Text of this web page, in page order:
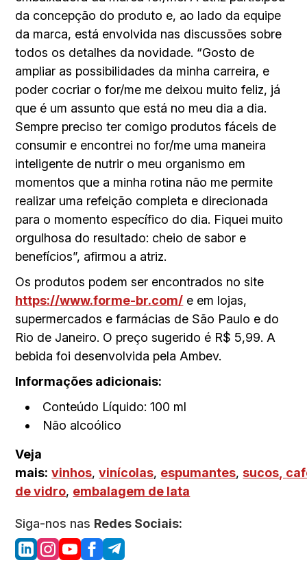
da concepção do produto e, ao lado da equipe
da marca, está envolvida nas discussões sobre
todos os detalhes da novidade. “Gosto de
ampliar as possibilidades da minha carreira, e
poder cocriar o for/me me deixou muito feliz, já
que é um assunto que está no meu dia a dia.
Sempre preciso ter comigo produtos fáceis de
consumir e encontrei no for/me uma maneira
inteligente de nutrir o meu organismo em
momentos que a minha rotina não me permite
realizar uma refeição completa e direcionada
para o momento específico do dia. Fiquei muito
orgulhosa do resultado: cheio de sabor e
benefícios”, afirmou a atriz.
Os produtos podem ser encontrados no site
https://www.forme-br.com/ e em lojas,
supermercados e farmácias de São Paulo e do
Rio de Janeiro. O preço sugerido é R$ 5,99. A
bebida foi desenvolvida pela Ambev.
Informações adicionais:
Conteúdo Líquido: 100 ml
Não alcoólico
Veja
mais: vinhos,vinícolas, espumantes, sucos,
de vidro, embalagem de lata
Siga-nos nas Redes Sociais: